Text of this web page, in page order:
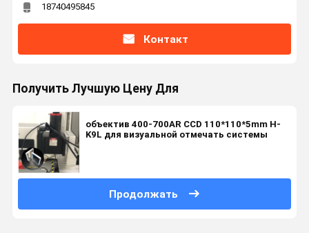
18740495845
Контакт
Получить Лучшую Цену Для
объектив 400-700AR CCD 110*110*5mm H-
K9L для визуальной отмечать системы
Продолжать